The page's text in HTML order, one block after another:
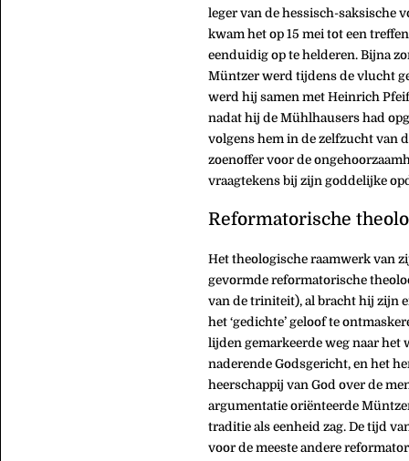
leger van de hessisch-saksische
kwam het op 15 mei tot een
eenduidig op te helderen. Bijna
Müntzer werd tijdens de vlucht
werd hij samen met Heinrich
nadat hij de Mühlhausers had
volgens hem in de zelfzucht van
zoenoffer voor de
vraagtekens bij zijn goddelijke
Reformatorische
Het theologische raamwerk van
gevormde reformatorische
van de triniteit), al bracht hij zijn
het ‘gedichte’ geloof te
lijden gemarkeerde weg naar het
naderende Godsgericht, en het
heerschappij van God over de
argumentatie oriënteerde
traditie als eenheid zag. De tijd
voor de meeste andere